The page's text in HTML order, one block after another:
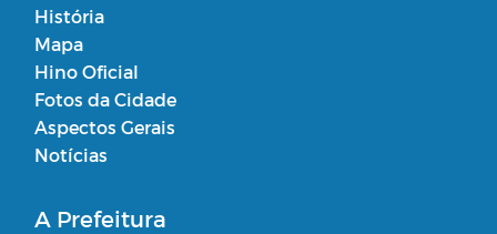
História
Mapa
Hino Oficial
Fotos da Cidade
Aspectos Gerais
Notícias
A Prefeitura